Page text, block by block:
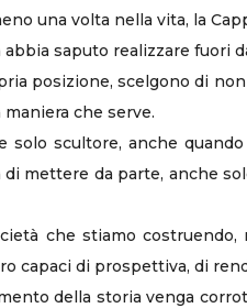
una volta nella vita, la
saputo realizzare fuori
posizione, scelgono di
che serve.
scultore, anche
mettere da parte, anche
che stiamo
capaci di prospettiva, di
della storia venga